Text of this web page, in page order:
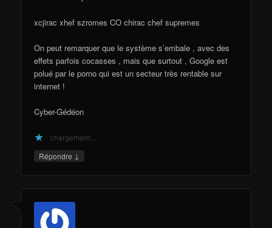
xcjirac xhef szromes CO chirac chef supremes
On peut remarquer que le système s’embale , avec des
effets parfois cocasses , mais que surtout , Google est
polué par le porno qui est un secteur très rentable sur
internet !
Cyber-Gédéon
chargement…
Répondre ↓